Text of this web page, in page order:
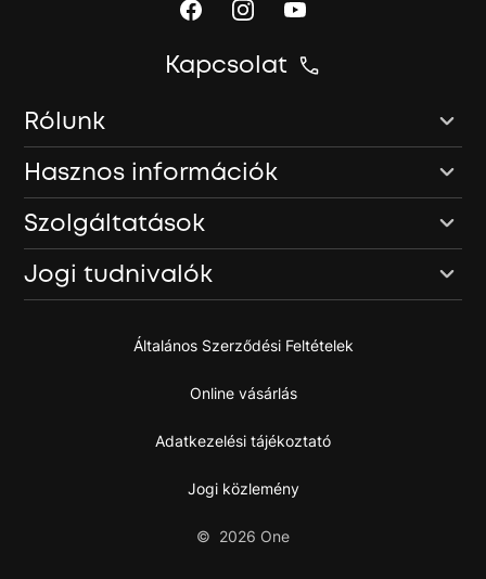
Kapcsolat
Rólunk
Hasznos információk
Szolgáltatások
Jogi tudnivalók
Általános Szerződési Feltételek
Online vásárlás
Adatkezelési tájékoztató
Jogi közlemény
© 2026 One